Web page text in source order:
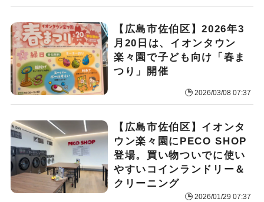
【広島市佐伯区】2026年3
月20日は、イオンタウン
楽々園で子ども向け「春ま
つり」開催
2026/03/08 07:37
【広島市佐伯区】イオンタ
ウン楽々園にPECO SHOP
登場。買い物ついでに使い
やすいコインランドリー＆
クリーニング
2026/01/29 07:37